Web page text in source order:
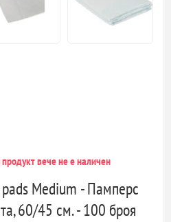
вече не е наличен
Medium - Памперс
60/45 см. - 100 броя